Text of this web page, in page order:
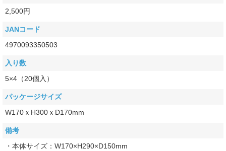
2,500円
JANコード
4970093350503
入り数
5×4（20個入）
パッケージサイズ
W170ｘH300ｘD170mm
備考
・本体サイズ：W170×H290×D150mm